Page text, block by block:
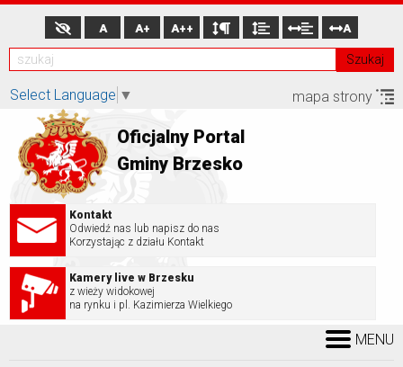
Szukaj
A A+ A++ A
Select Language ▼ mapa strony
Oficjalny Portal
Gminy Brzesko
Kontakt
Odwiedź nas lub napisz do nas
Korzystając z działu Kontakt
Kamery live w Brzesku
z wieży widokowej
na rynku i pl. Kazimierza Wielkiego
MENU